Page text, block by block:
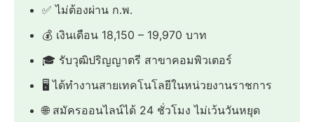
✅ ไม่ต้องผ่าน ก.พ.
💰 เงินเดือน 18,150 – 19,970 บาท
🎓 รับวุฒิปริญญาตรี สาขาคอมพิวเตอร์
🖥️ ได้ทำงานสายเทคโนโลยีในหน่วยงานราชการ
🌐 สมัครออนไลน์ได้ 24 ชั่วโมง ไม่เว้นวันหยุด